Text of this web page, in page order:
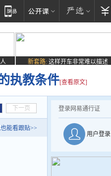
新套路: 这样开车非常难以描述
执教条件[查看原文]
下一页
能看跟贴>>
登录网易通行证
用户登录